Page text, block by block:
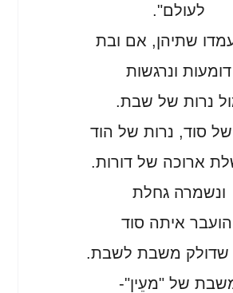
לעולם".
שתיהן, אם ובת
דומעות ונרגשות
נרות של שבת.
של סוד, נרות של הוד
ארוכה של דורות.
ונשמרה גחלת
איתה סוד
שדולק משבת לשבת.
של "מעֵין"-